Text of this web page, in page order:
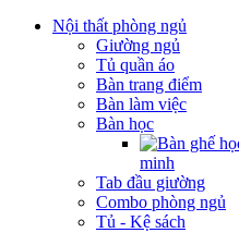
Nội thất phòng ngủ
Giường ngủ
Tủ quần áo
Bàn trang điểm
Bàn làm việc
Bàn học
minh
Tab đầu giường
Combo phòng ngủ
Tủ - Kệ sách